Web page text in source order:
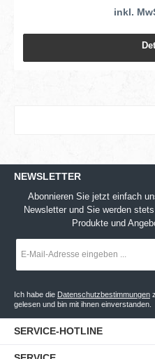
inkl.
NEWSLETTER
Abonnieren Sie jetzt einfach
Newsletter und Sie werden
Produkte und
Mail-
*
Ich habe die Datenschutzbestimmungen
gelesen und bin mit ihnen einverstanden.
SERVICE-HOTLINE